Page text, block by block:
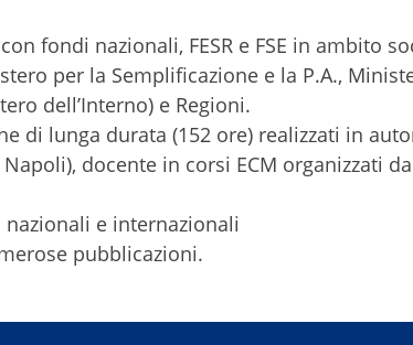
fondi nazionali, FESR e FSE in ambito
per la Semplificazione e la P.A.,
dell’Interno) e Regioni.
di lunga durata (152 ore) realizzati in
docente in corsi ECM organizzati da
e internazionali
pubblicazioni.